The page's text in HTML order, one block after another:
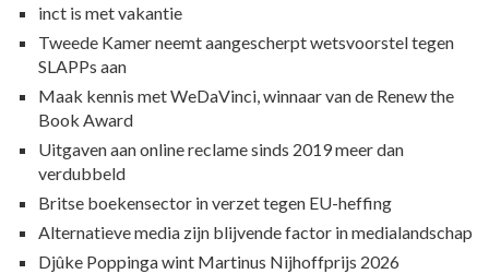
inct is met vakantie
Tweede Kamer neemt aangescherpt wetsvoorstel tegen
SLAPPs aan
Maak kennis met WeDaVinci, winnaar van de Renew the
Book Award
Uitgaven aan online reclame sinds 2019 meer dan
verdubbeld
Britse boekensector in verzet tegen EU-heffing
Alternatieve media zijn blijvende factor in medialandschap
Djûke Poppinga wint Martinus Nijhoffprijs 2026